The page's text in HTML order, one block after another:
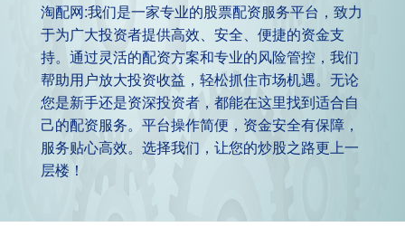
淘配网:我们是一家专业的股票配资服务平台，致力
于为广大投资者提供高效、安全、便捷的资金支
持。通过灵活的配资方案和专业的风险管控，我们
帮助用户放大投资收益，轻松抓住市场机遇。无论
您是新手还是资深投资者，都能在这里找到适合自
己的配资服务。平台操作简便，资金安全有保障，
服务贴心高效。选择我们，让您的炒股之路更上一
层楼！